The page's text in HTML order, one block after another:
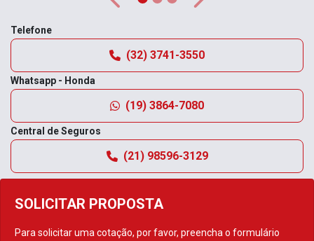
SOLICITAR PROPOSTA
Para solicitar uma cotação, por favor, preencha o formulário
Anterior Próximo
Telefone
(32) 3741-3550
Whatsapp - Honda
(19) 3864-7080
Central de Seguros
(21) 98596-3129